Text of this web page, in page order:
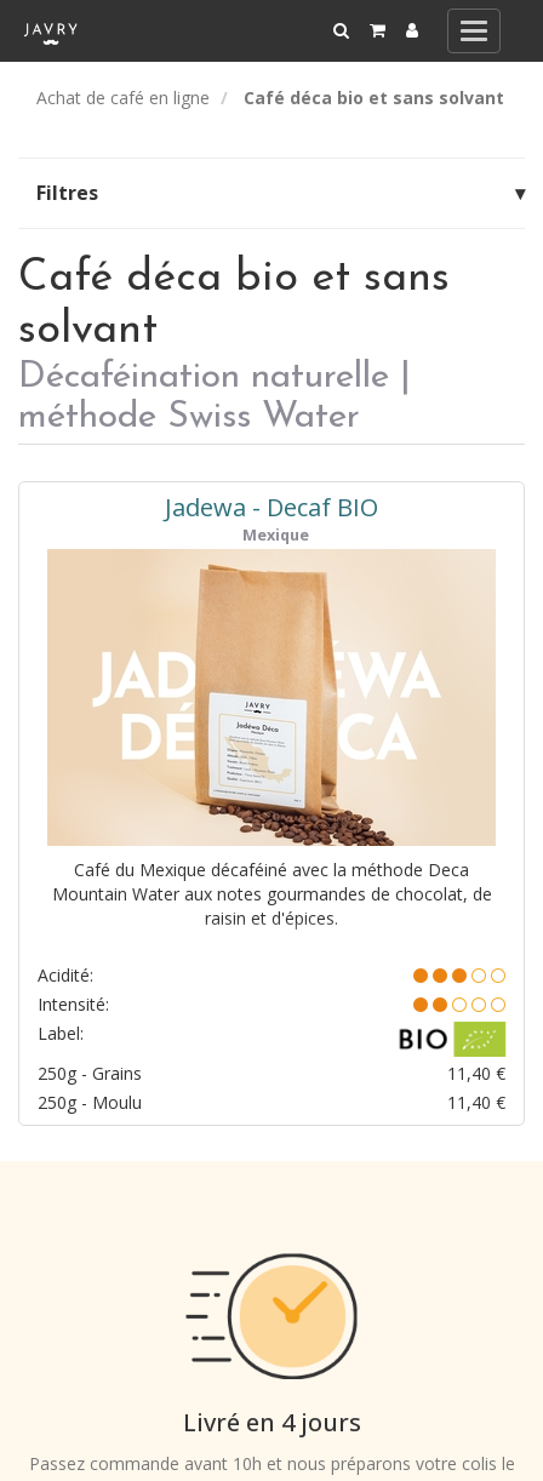
Toggle
Achat de café en ligne
Café déca bio et sans solvant
Filtres ▾
Café déca bio et sans
solvant
Décaféination naturelle |
méthode Swiss Water
Jadewa - Decaf BIO
Mexique
Café du Mexique décaféiné avec la méthode Deca
Mountain Water aux notes gourmandes de chocolat, de
raisin et d'épices.
Acidité:
Intensité:
Label:
250g - Grains
11,40 €
250g - Moulu
11,40 €
Livré en 4 jours
Passez commande avant 10h et nous préparons votre colis le